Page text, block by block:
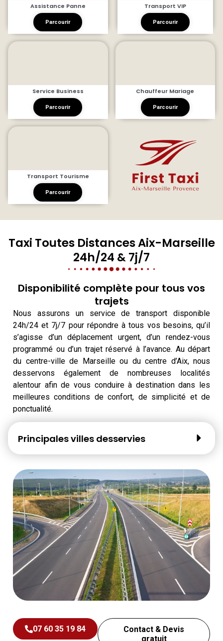
Assistance Panne
Parcourir
Transport VIP
Parcourir
Service Business
Parcourir
Chauffeur Mariage
Parcourir
Transport Tourisme
Parcourir
Taxi Toutes Distances Aix-Marseille
24h/24 & 7j/7
Disponibilité complète pour tous vos
trajets
Nous assurons un service de transport disponible
24h/24 et 7j/7 pour répondre à tous vos besoins, qu’il
s’agisse d’un déplacement urgent, d’un rendez-vous
programmé ou d’un trajet réservé à l’avance. Au départ
du centre-ville de Marseille ou du centre d’Aix, nous
desservons également de nombreuses localités
alentour afin de vous conduire à destination dans les
meilleures conditions de confort, de simplicité et de
ponctualité.
Principales villes desservies
07 60 35 19 84
Contact & Devis
gratuit